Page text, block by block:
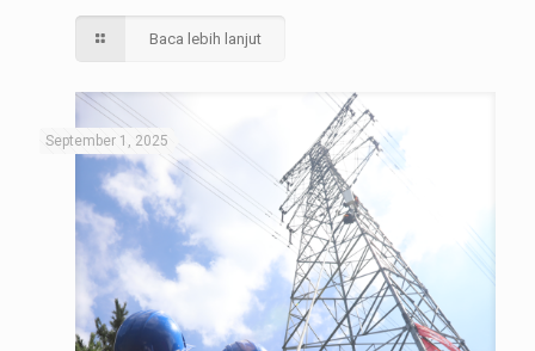
Baca lebih lanjut
September 1, 2025